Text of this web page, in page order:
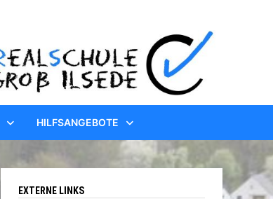
HILFSANGEBOTE
EXTERNE LINKS